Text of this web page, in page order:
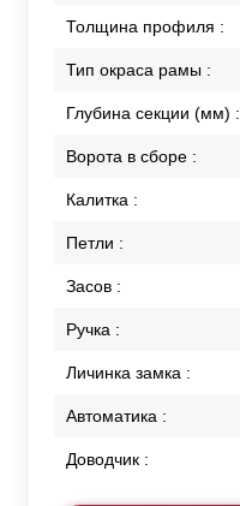
Толщина профиля :
Тип окраса рамы :
Глубина секции (мм) :
Ворота в сборе :
Калитка :
Петли :
Засов :
Ручка :
Личинка замка :
Автоматика :
Доводчик :